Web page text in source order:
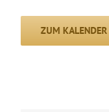
ZUM